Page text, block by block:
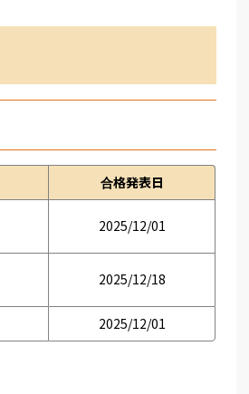
合格発表日
2025/12/01
2025/12/18
2025/12/01